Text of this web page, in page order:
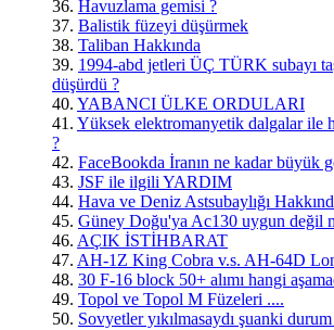
36. Havuzlama gemisi ?
37. Balistik füzeyi düşürmek
38. Taliban Hakkında
39. 1994-abd jetleri ÜÇ TÜRK subayı
düşürdü ?
40. YABANCI ÜLKE ORDULARI
41. Yüksek elektromanyetik dalgalar ile
?
42. FaceBookda İranın ne kadar büyük
43. JSF ile ilgili YARDIM
44. Hava ve Deniz Astsubaylığı
45. Güney Doğu'ya Ac130 uygun değil
46. AÇIK İSTİHBARAT
47. AH-1Z King Cobra v.s. AH-64D
48. 30 F-16 block 50+ alımı hangi
49. Topol ve Topol M Füzeleri ....
50. Sovyetler yıkılmasaydı şuanki